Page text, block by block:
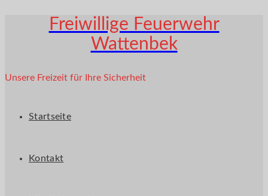
Freiwillige Feuerwehr
Wattenbek
Unsere Freizeit für Ihre Sicherheit
Startseite
Kontakt